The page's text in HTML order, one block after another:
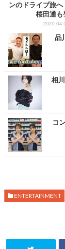
ンのドライブ旅へ
桜田通も
品
相
コ
ENTERTAINMENT